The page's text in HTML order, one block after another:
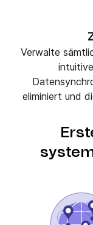
Verwalte
eliminiert und